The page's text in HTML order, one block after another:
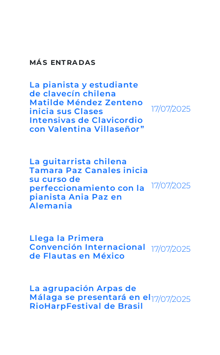
MÁS ENTRADAS
La pianista y estudiante
de clavecín chilena
Matilde Méndez Zenteno
inicia sus Clases
Intensivas de Clavicordio
con Valentina Villaseñor”
17/07/2025
La guitarrista chilena
Tamara Paz Canales inicia
su curso de
perfeccionamiento con la
pianista Ania Paz en
Alemania
17/07/2025
Llega la Primera
Convención Internacional
de Flautas en México
17/07/2025
La agrupación Arpas de
Málaga se presentará en el
RioHarpFestival de Brasil
17/07/2025